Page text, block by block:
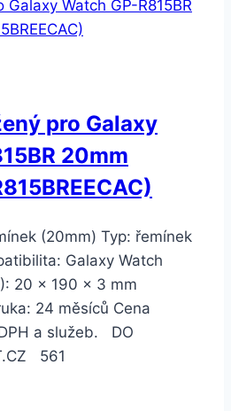
pro Galaxy
20mm
(20mm) Typ: řemínek
Galaxy Watch
20 × 190 × 3 mm
24 měsíců Cena
a služeb. DO
561